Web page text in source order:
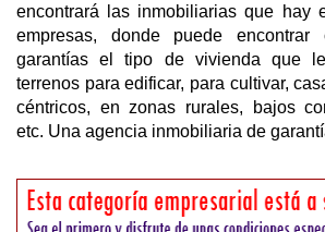
encontrará las inmobiliarias que hay
empresas, donde puede
garantías el tipo de vivienda que
terrenos para edificar, para cultivar,
céntricos, en zonas rurales, bajos
etc. Una agencia inmobiliaria de